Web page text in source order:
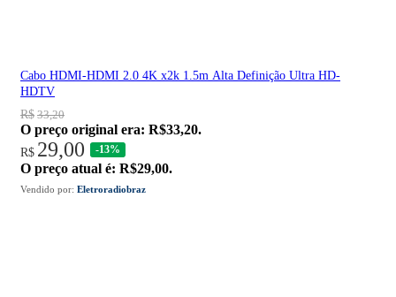
Cabo HDMI-HDMI 2.0 4K x2k 1.5m Alta Definição Ultra HD-
HDTV
R$ 33,20
O preço original era: R$33,20.
R$ 29,00 -13%
O preço atual é: R$29,00.
Vendido por: Eletroradiobraz